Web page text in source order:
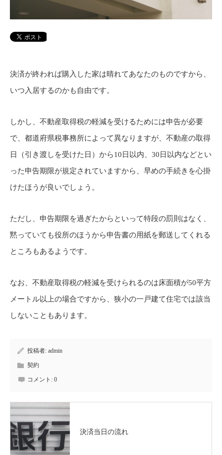
決済が終われば購入した家は晴れてあなたのものですから、
いつ入居するのかも自由です。
しかし、不動産取得税の軽減を受けるためには申告が必要
で、都道府県税事務所によって異なりますが、不動産の取得
日（引き渡しを受けた日）から10日以内、30日以内などとい
った申告期限が規定されていますから、早めの手続きを心掛
けたほうが良いでしょう。
ただし、申告期限を過ぎたからといって特段の罰則はなく、
黙っていても役所のほうから申告書の用紙を郵送してくれる
ところもあるようです。
なお、不動産取得税の軽減を受けられるのは床面積が50平方
メートル以上の場合ですから、狭小の一戸建て住宅では該当
しないこともあります。
投稿者: admin
契約
コメント: 0
決済当日の流れ